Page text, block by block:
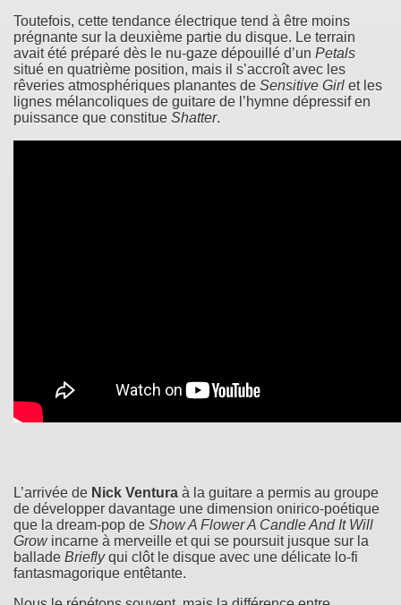
Toutefois, cette tendance électrique tend à être moins
prégnante sur la deuxième partie du disque. Le terrain
avait été préparé dès le nu-gaze dépouillé d’un Petals
situé en quatrième position, mais il s’accroît avec les
rêveries atmosphériques planantes de Sensitive Girl et les
lignes mélancoliques de guitare de l’hymne dépressif en
puissance que constitue Shatter.
L’arrivée de Nick Ventura à la guitare a permis au groupe
de développer davantage une dimension onirico-poétique
que la dream-pop de Show A Flower A Candle And It Will
Growincarne à merveille et qui se poursuit jusque sur la
ballade Brieflyqui clôt le disque avec une délicate lo-fi
fantasmagorique entêtante.